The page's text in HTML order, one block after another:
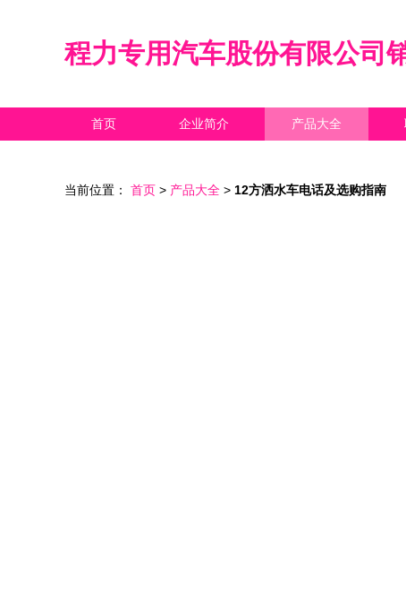
程力专用汽车股份有限公司
首页 企业简介 产品大全
当前位置： 首页 > 产品大全 > 12方洒水车电话及选购指南